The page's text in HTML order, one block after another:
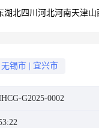
同
湖北四川 河北河南天津山
无锡市 宜兴市
G2025-0002